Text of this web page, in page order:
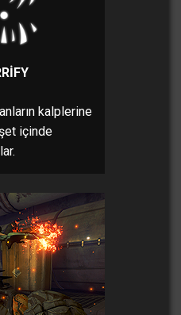
kalplerine
içinde